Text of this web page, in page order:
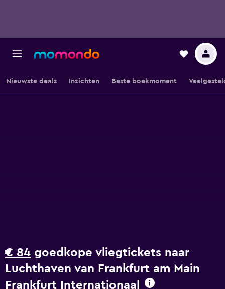
Nieuwste deals Inzichten Beste boekmoment
€ 84 goedkope vliegtickets naar
Luchthaven van Frankfurt am Main
Frankfurt Internationaal